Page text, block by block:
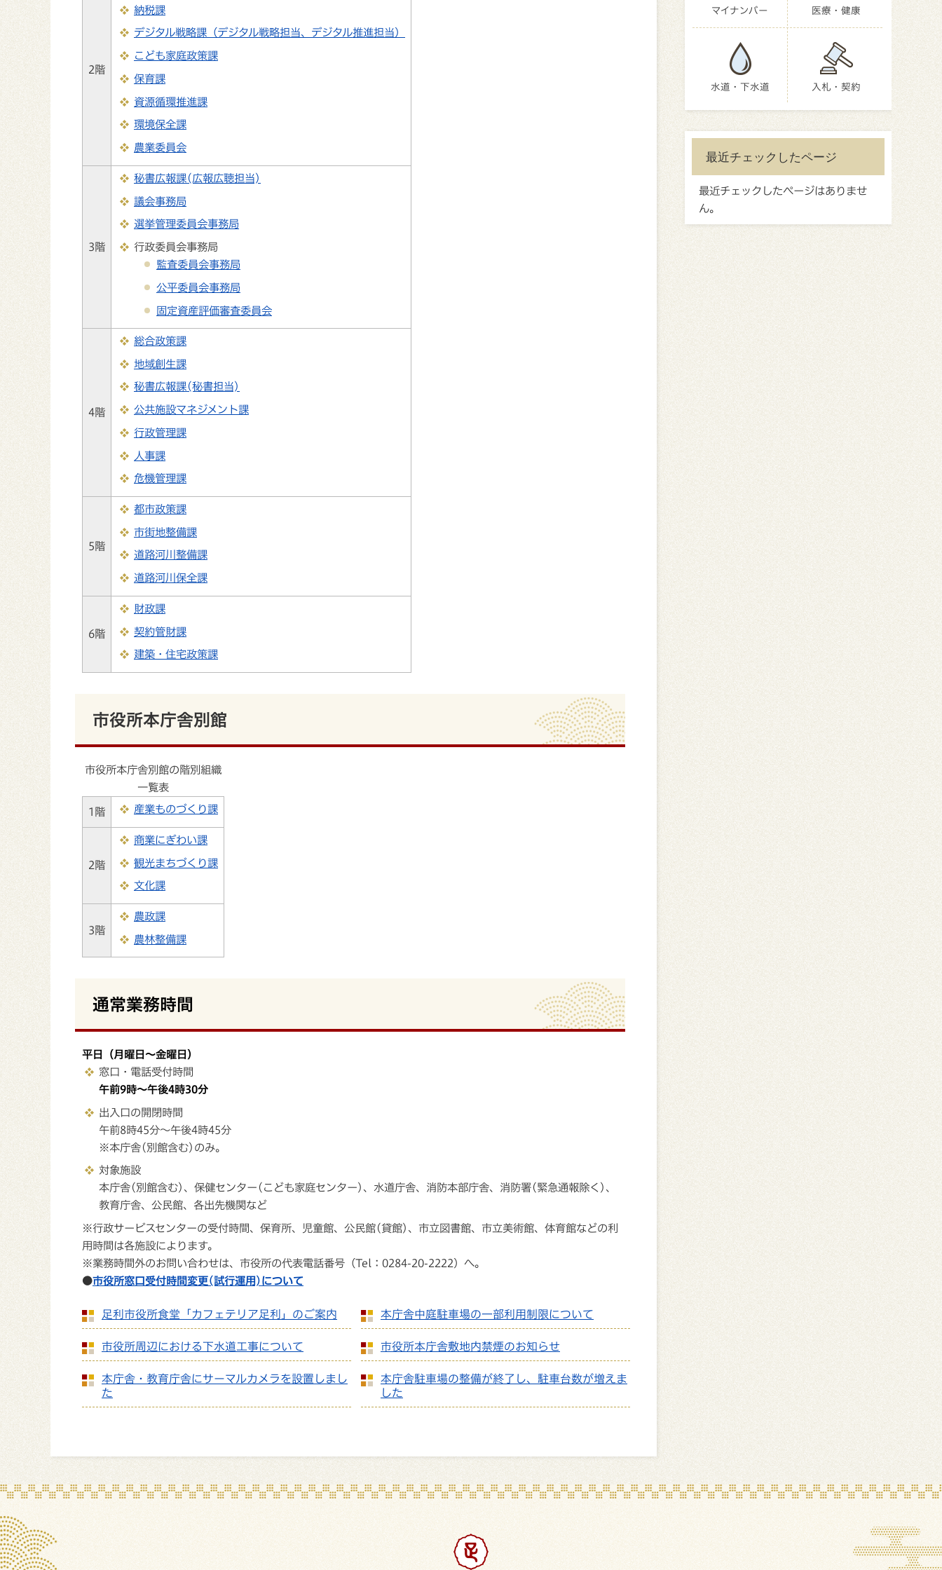
2階
納税課
デジタル戦略課（デジタル戦略担当、デジタル推進担当）
こども家庭政策課
保育課
資源循環推進課
環境保全課
農業委員会
3階
秘書広報課(広報広聴担当)
議会事務局
選挙管理委員会事務局
行政委員会事務局
監査委員会事務局
公平委員会事務局
固定資産評価審査委員会
4階
総合政策課
地域創生課
秘書広報課(秘書担当)
公共施設マネジメント課
行政管理課
人事課
危機管理課
5階
都市政策課
市街地整備課
道路河川整備課
道路河川保全課
6階
財政課
契約管財課
建築・住宅政策課
市役所本庁舎別館
市役所本庁舎別館の階別組織
一覧表
1階 産業ものづくり課
2階
商業にぎわい課
観光まちづくり課
文化課
3階
農政課
農林整備課
通常業務時間
平日（月曜日～金曜日）
窓口・電話受付時間
午前9時～午後4時30分
出入口の開閉時間
午前8時45分～午後4時45分
※本庁舎(別館含む)のみ。
対象施設
本庁舎(別館含む)、保健センター(こども家庭センター)、水道庁舎、消防本部庁舎、消防署(緊急通報除く)、
教育庁舎、公民館、各出先機関など
※行政サービスセンターの受付時間、保育所、児童館、公民館(貸館)、市立図書館、市立美術館、体育館などの利
用時間は各施設によります。
※業務時間外のお問い合わせは、市役所の代表電話番号（Tel：0284-20-2222）へ。
●市役所窓口受付時間変更(試行運用)について
足利市役所食堂「カフェテリア足利」のご案内 本庁舎中庭駐車場の一部利用制限について
市役所周辺における下水道工事について 市役所本庁舎敷地内禁煙のお知らせ
本庁舎・教育庁舎にサーマルカメラを設置しまし
た
本庁舎駐車場の整備が終了し、駐車台数が増えま
した
マイナンバー 医療・健康
水道・下水道 入札・契約
最近チェックしたページ
最近チェックしたページはありませ
ん。